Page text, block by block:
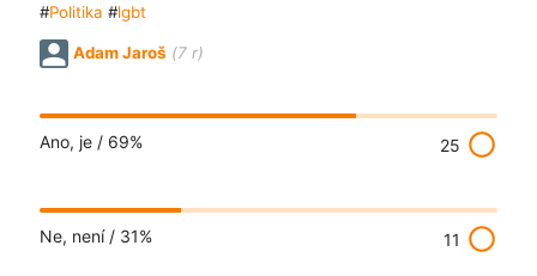
#Politika #lgbt
Adam Jaroš (7 r)
Ano, je / 69% 25 radio_button_unchecked
Ne, není / 31% 11 radio_button_unchecked